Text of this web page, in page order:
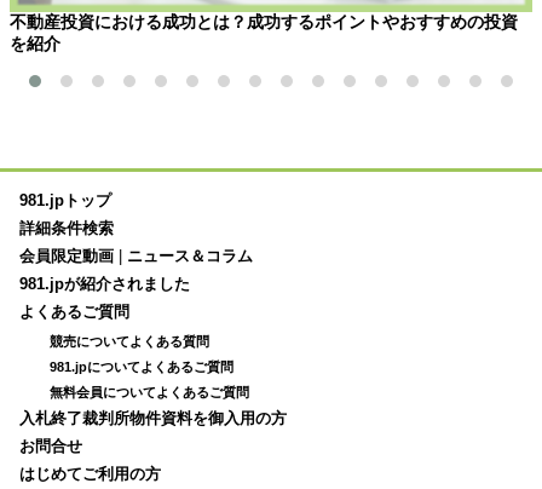
不動産投資における成功とは？成功するポイントやおすすめの投資
を紹介
981.jpトップ
詳細条件検索
会員限定動画
ニュース＆コラム
981.jpが紹介されました
よくあるご質問
競売についてよくある質問
981.jpについてよくあるご質問
無料会員についてよくあるご質問
入札終了裁判所物件資料を御入用の方
お問合せ
はじめてご利用の方